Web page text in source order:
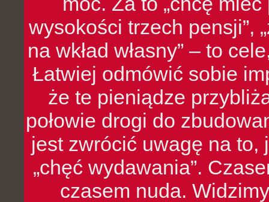
wysokości trzech pensji”,
na wkład własny” – to
Łatwiej odmówić sobie
że te pieniądze
połowie drogi do
jest zwrócić uwagę na to,
„chęć wydawania”.
czasem nuda.